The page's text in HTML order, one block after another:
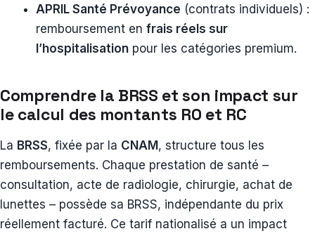
APRIL Santé Prévoyance (contrats individuels) :
remboursement en frais réels sur
l’hospitalisation pour les catégories premium.
Comprendre la BRSS et son impact sur
le calcul des montants RO et RC
La BRSS, fixée par la CNAM , structure tous les
remboursements. Chaque prestation de santé –
consultation, acte de radiologie, chirurgie, achat de
lunettes – possède sa BRSS, indépendante du prix
réellement facturé. Ce tarif nationalisé a un impact